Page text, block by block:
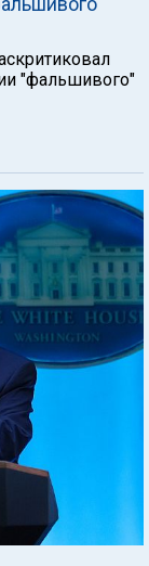
"фальшивого"